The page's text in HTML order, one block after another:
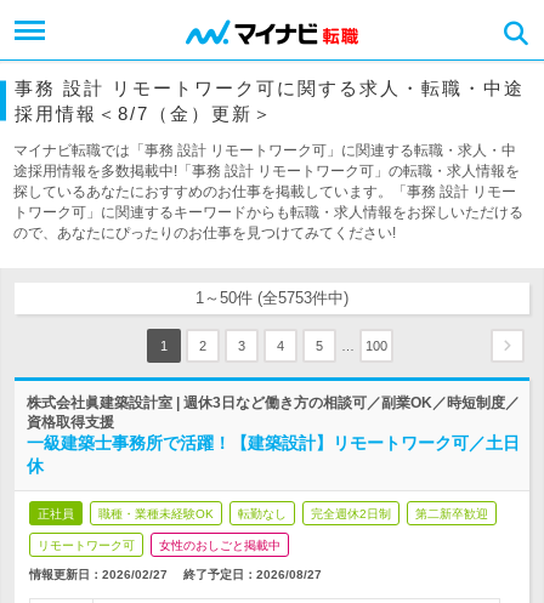
事務 設計 リモートワーク可に関する求人・転職・中途
採用情報＜8/7（金）更新＞
マイナビ転職では「事務 設計 リモートワーク可」に関連する転職・求人・中
途採用情報を多数掲載中!「事務 設計 リモートワーク可」の転職・求人情報を
探しているあなたにおすすめのお仕事を掲載しています。「事務 設計 リモー
トワーク可」に関連するキーワードからも転職・求人情報をお探しいただける
ので、あなたにぴったりのお仕事を見つけてみてください!
1～50件 (全5753件中)
1 2 3 4 5 100
株式会社眞建築設計室 | 週休3日など働き方の相談可／副業OK／時短制度／
資格取得支援
一級建築士事務所で活躍！【建築設計】リモートワーク可／土日
休
正社員 職種・業種未経験OK 転勤なし 完全週休2日制 第二新卒歓迎
リモートワーク可 女性のおしごと掲載中
情報更新日：2026/02/27 終了予定日： 2026/08/27